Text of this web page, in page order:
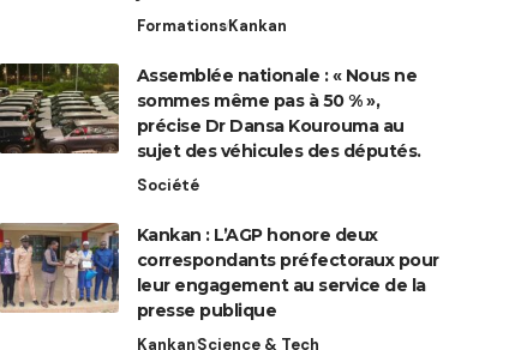
FormationsKankan
Assemblée nationale : « Nous ne
sommes même pas à 50 % »,
précise Dr Dansa Kourouma au
sujet des véhicules des députés.
Société
Kankan : L’AGP honore deux
correspondants préfectoraux pour
leur engagement au service de la
presse publique
KankanScience & Tech